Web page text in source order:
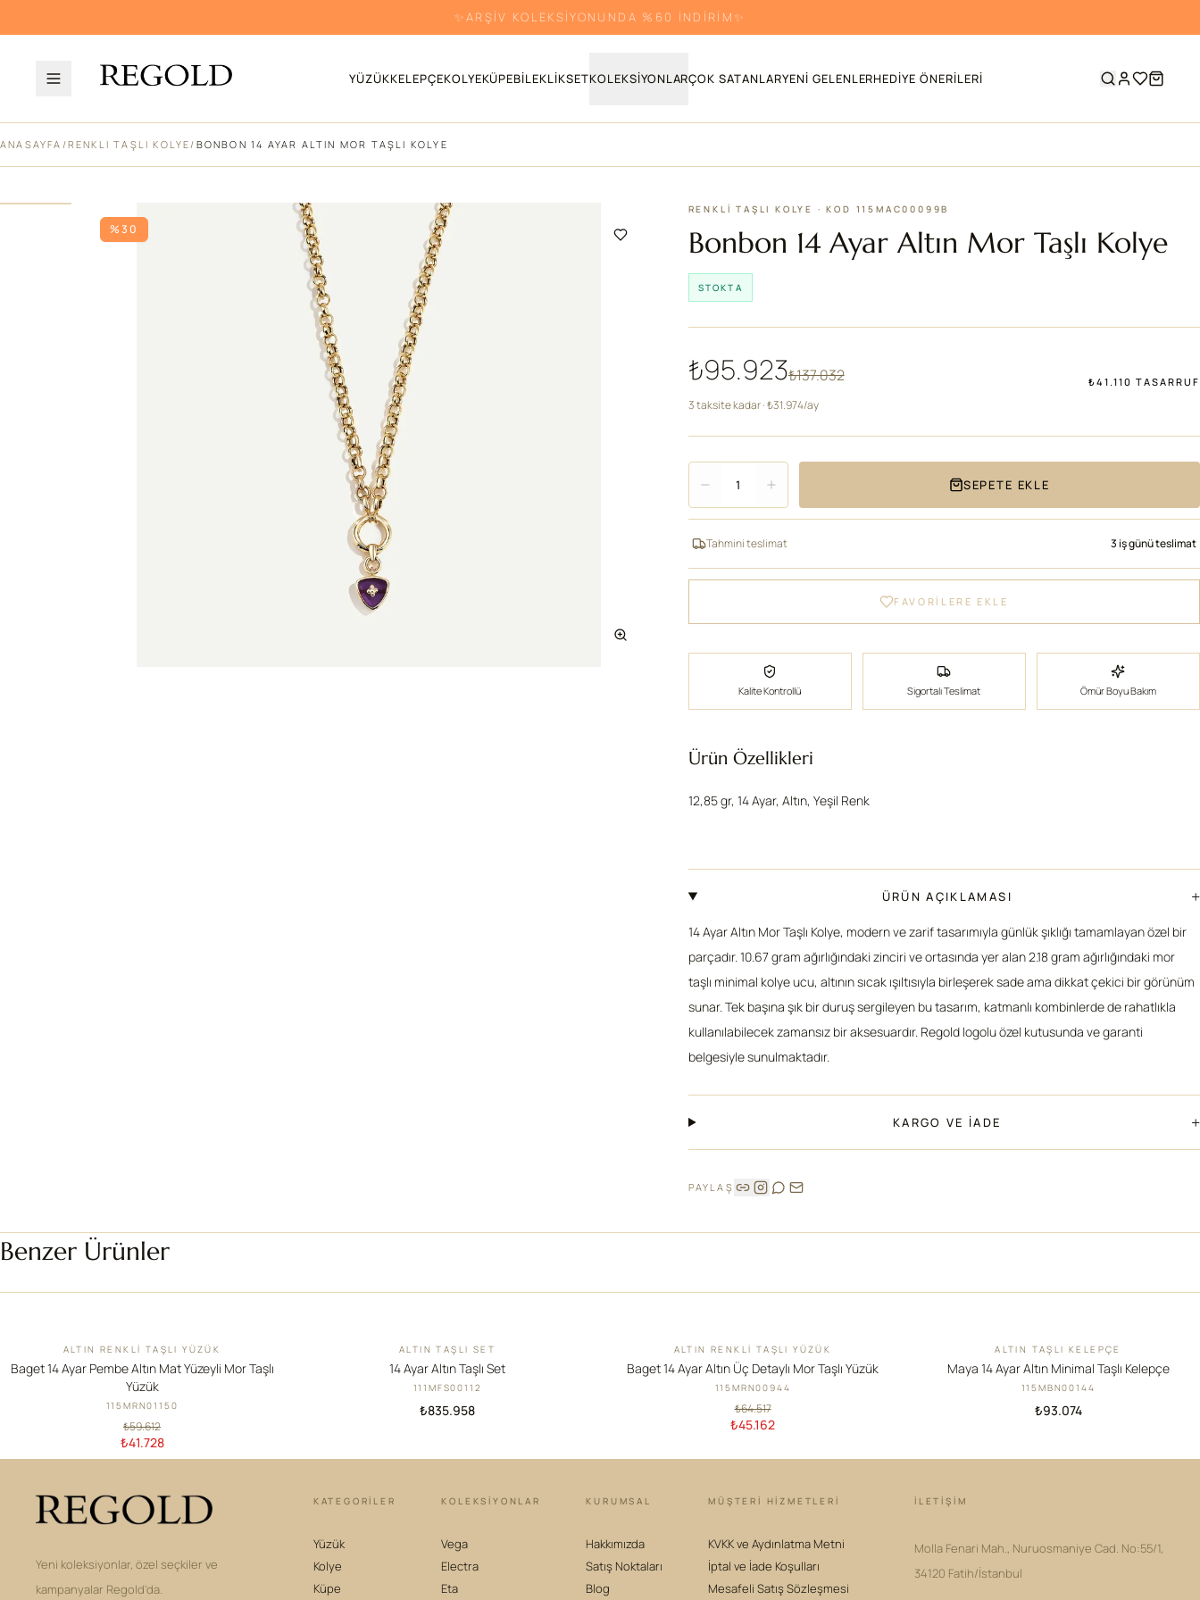
✨ARŞİV KOLEKSİYONUNDA %60 İNDİRİM✨
YÜZÜKKELEPÇEKOLYEKÜPEBILEKLIKSETKOLEKSIYONLARÇOK SATANLARYENI GELENLERHEDIYE ÖNERILERI
ANASAYFA /RENKLI TAŞLI KOLYE/ BONBON 14 AYAR ALTIN MOR TAŞLI KOLYE
%30
RENKLI TAŞLI KOLYE · KOD 115MAC00099B
Bonbon 14 Ayar Altın Mor Taşlı Kolye
STOKTA
₺95.923₺137.032 ₺41.110 TASARRUF
3 taksite kadar · ₺31.974/ay
1 SEPETE EKLE
Tahmini teslimat 3 iş günü teslimat
FAVORİLERE EKLE
Kalite Kontrollü Sigortalı Teslimat Ömür Boyu Bakım
Ürün Özellikleri
12,85 gr, 14 Ayar, Altın, Yeşil Renk
ÜRÜN AÇIKLAMASI +
14 Ayar Altın Mor Taşlı Kolye, modern ve zarif tasarımıyla günlük şıklığı tamamlayan özel bir
parçadır. 10.67 gram ağırlığındaki zinciri ve ortasında yer alan 2.18 gram ağırlığındaki mor
taşlı minimal kolye ucu, altının sıcak ışıltısıyla birleşerek sade ama dikkat çekici bir görünüm
sunar. Tek başına şık bir duruş sergileyen bu tasarım, katmanlı kombinlerde de rahatlıkla
kullanılabilecek zamansız bir aksesuardır. Regold logolu özel kutusunda ve garanti
belgesiyle sunulmaktadır.
KARGO VE İADE +
PAYLAŞ
Benzer Ürünler
ALTIN RENKLI TAŞLI YÜZÜK
Baget 14 Ayar Pembe Altın Mat Yüzeyli Mor Taşlı
Yüzük
115MRN01150
₺59.612
₺41.728
ALTIN TAŞLI SET
14 Ayar Altın Taşlı Set
111MFS00112
₺835.958
ALTIN RENKLI TAŞLI YÜZÜK
Baget 14 Ayar Altın Üç Detaylı Mor Taşlı Yüzük
115MRN00944
₺64.517
₺45.162
ALTIN TAŞLI KELEPÇE
Maya 14 Ayar Altın Minimal Taşlı Kelepçe
115MBN00144
₺93.074
Yeni koleksiyonlar, özel seçkiler ve
kampanyalar Regold'da.
KATEGORILER
Yüzük
Kolye
Küpe
KOLEKSIYONLAR
Vega
Electra
Eta
KURUMSAL
Hakkımızda
Satış Noktaları
Blog
MÜŞTERİ HİZMETLERİ
KVKK ve Aydınlatma Metni
İptal ve İade Koşulları
Mesafeli Satış Sözleşmesi
İLETIŞIM
Molla Fenari Mah., Nuruosmaniye Cad. No:55/1,
34120 Fatih/İstanbul